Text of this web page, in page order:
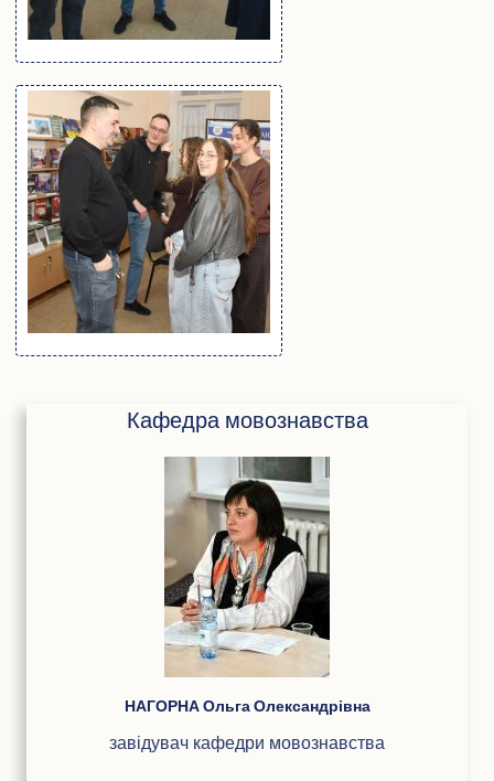
Педагогічна практика аспірантів
Дисертаційні дослідження, що виконуються
Перелік корисних посилань
Відповідність тем дисертацій аспірантів напрямам наукових
досліджень наукових керівників
Результати вступних випробувань
Наукова діяльність
Загальна інформація
Путівник науковця
Напрями наукових досліджень
Організація наукової діяльності молодих вчених
Наукові школи
Спеціалізована вчена рада Д70.895.02
Наукові видання
Спеціалізовані вчені ради для захисту дисертацій на здобуття
ступеня доктора філософії
Конференції та наукові заходи
Шаблони документів наукової звітності
Співробітництво
Міжнародне співробітництво
Договори про співробітництво
Академічна мобільність
Грантова діяльність
Кафедра мовознавства
НАГОРНА Ольга Олександрівна
завідувач кафедри мовознавства